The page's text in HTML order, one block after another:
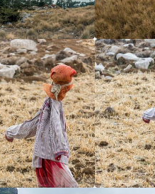
5/5 5/5
5/5 5/5